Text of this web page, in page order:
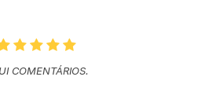
COMENTÁRIOS.